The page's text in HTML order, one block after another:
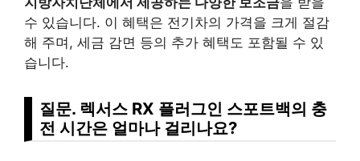
수 있습니다. 이 혜택은 전기차의 가격을 크게 절감
해 주며, 세금 감면 등의 추가 혜택도 포함될 수 있
습니다.
질문. 렉서스 RX 플러그인 스포트백의 충
전 시간은 얼마나 걸리나요?